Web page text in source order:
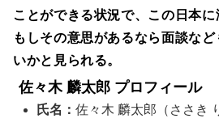
ことができる状況で、この日本に
もしその意思があるなら面談な
いかと見られる。
佐々木 麟太郎 プロフィール
氏名：佐々木 麟太郎（ささき